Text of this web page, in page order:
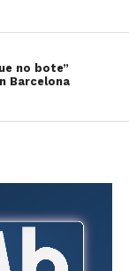
no bote”
Barcelona